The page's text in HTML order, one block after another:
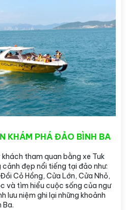
KHÁM PHÁ ĐẢO BÌNH BA
khách tham quan bằng xe Tuk
đẹp nổi tiếng tại đảo như:
Cỏ Hồng, Cửa Lớn, Cửa Nhỏ,
và tìm hiểu cuộc sống của ngư
lưu niệm ghi lại những khoảnh
Ba.